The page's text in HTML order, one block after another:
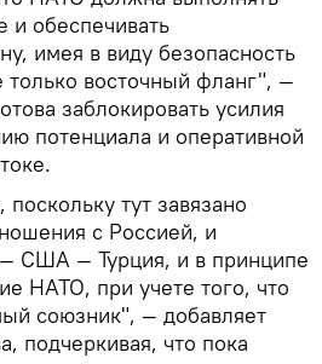
и обеспечивать
имея в виду безопасность
только восточный фланг", —
заблокировать усилия
потенциала и оперативной
тут завязано
с Россией, и
— США — Турция, и в принципе
НАТО, при учете того, что
союзник", — добавляет
подчеркивая, что пока